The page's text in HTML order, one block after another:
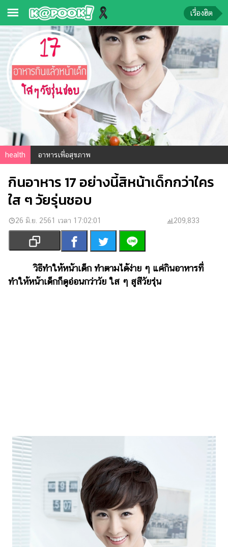
ข่าว-
รู้
ข่าว
ตรวจ
หวย
ผล
บอล
สด
การ
เงิน
การ
ศึกษา
บันเทิง
ไลฟ์
ไตล์
ดูด
วง
เรื่องฮิต
health อาหารเพื่อสุขภาพ
กินอาหาร 17 อย่างนี้สิหน้าเด็กกว่าใคร
ใส ๆ วัยรุ่นชอบ
26 มิ.ย. 2561 เวลา 17:02:01 209,833
วิธีทำให้หน้าเด็ก ทำตามได้ง่าย ๆ แค่กินอาหารที่
ทำให้หน้าเด็กก็ดูอ่อนกว่าวัย ใส ๆ สูสีวัยรุ่น